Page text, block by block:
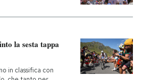
la sesta tappa
in classifica con